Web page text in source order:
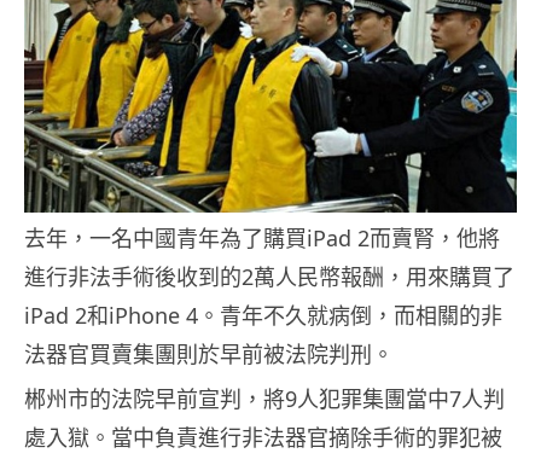
去年，一名中國青年為了購買iPad 2而賣腎，他將
進行非法手術後收到的2萬人民幣報酬，用來購買了
iPad 2和iPhone 4。青年不久就病倒，而相關的非
法器官買賣集團則於早前被法院判刑。
郴州市的法院早前宣判，將9人犯罪集團當中7人判
處入獄。當中負責進行非法器官摘除手術的罪犯被